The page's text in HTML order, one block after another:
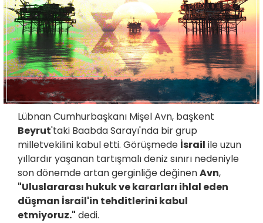
Lübnan Cumhurbaşkanı Mişel Avn, başkent
Beyrut'taki Baabda Sarayı'nda bir grup
milletvekilini kabul etti. Görüşmede İsrail ile uzun
yıllardır yaşanan tartışmalı deniz sınırı nedeniyle
son dönemde artan gerginliğe değinenAvn,
"Uluslararası hukuk ve kararları ihlal eden
düşman İsrail'in tehditlerini kabul
etmiyoruz." dedi.